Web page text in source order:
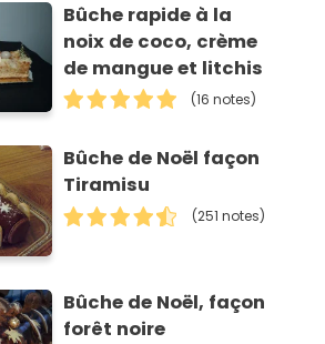
Bûche rapide à la
noix de coco, crème
de mangue et litchis
(16 notes)
Bûche de Noël façon
Tiramisu
(251 notes)
Bûche de Noël, façon
forêt noire